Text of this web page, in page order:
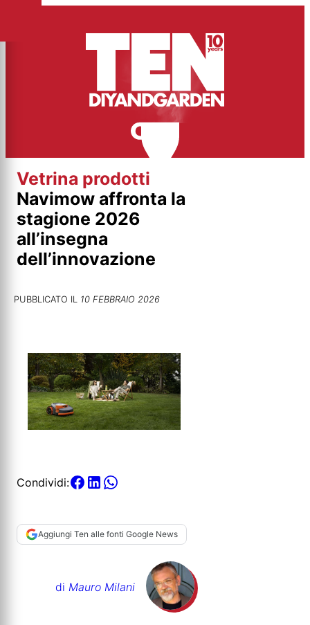
contenuto
Vetrina prodotti
Navimow affronta la
stagione 2026
all’insegna
dell’innovazione
PUBBLICATO IL 10 FEBBRAIO 2026
Condividi:
Aggiungi Ten alle fonti Google News
di Mauro Milani